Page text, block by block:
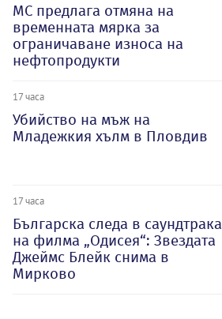
МС предлага отмяна на
временната мярка за
ограничаване износа на
нефтопродукти
17 часа
Убийство на мъж на
Младежкия хълм в Пловдив
17 часа
Българска следа в саундтрака
на филма „Одисея“: Звездата
Джеймс Блейк снима в
Мирково